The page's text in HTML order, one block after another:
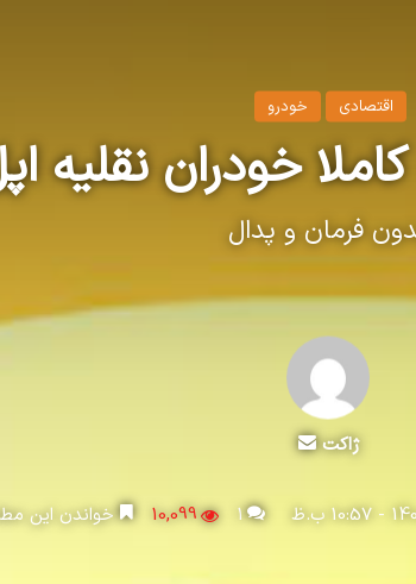
اقتصادی خودرو
خودران نقلیه
فرمان و پدال
ژاکت
ارسال
1
10,099 خواندن این مطلب 4 دقیقه